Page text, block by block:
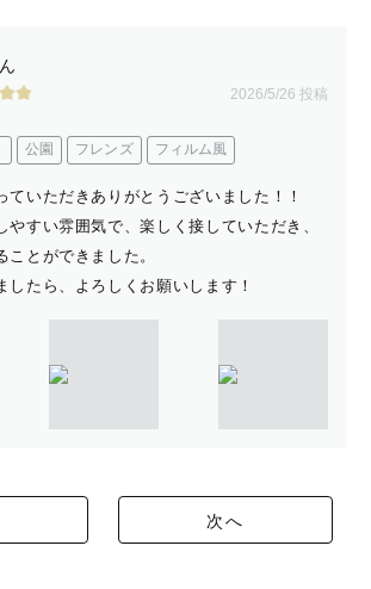
2026/5/26 投稿
公園 フレンズ フィルム風
ていただきありがとうございました！！
やすい雰囲気で、楽しく接していただき、
ことができました。
したら、よろしくお願いします！
次へ